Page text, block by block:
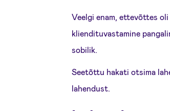
Veelgi enam, ettevõttes
kliendituvastamine
sobilik.
Seetõttu hakati otsima
lahendust.